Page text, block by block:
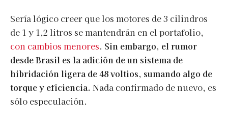
Sería lógico creer que los motores de 3 cilindros
de 1 y 1,2 litros se mantendrán en el portafolio,
con cambios menores. Sin embargo, el rumor
desde Brasil es la adición de un sistema de
hibridación ligera de 48 voltios, sumando algo de
torque y eficiencia. Nada confirmado de nuevo, es
sólo especulación.